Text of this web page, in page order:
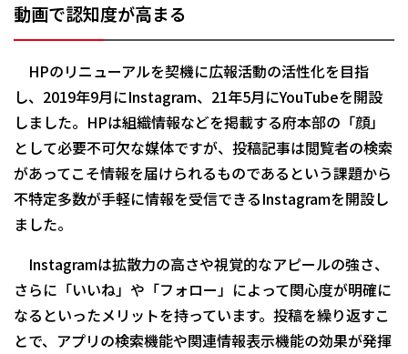
動画で認知度が高まる
HPのリニューアルを契機に広報活動の活性化を目指
し、2019年9月にInstagram、21年5月にYouTubeを開設
しました。HPは組織情報などを掲載する府本部の「顔」
として必要不可欠な媒体ですが、投稿記事は閲覧者の検索
があってこそ情報を届けられるものであるという課題から
不特定多数が手軽に情報を受信できるInstagramを開設し
ました。
Instagramは拡散力の高さや視覚的なアピールの強さ、
さらに「いいね」や「フォロー」によって関心度が明確に
なるといったメリットを持っています。投稿を繰り返すこ
とで、アプリの検索機能や関連情報表示機能の効果が発揮